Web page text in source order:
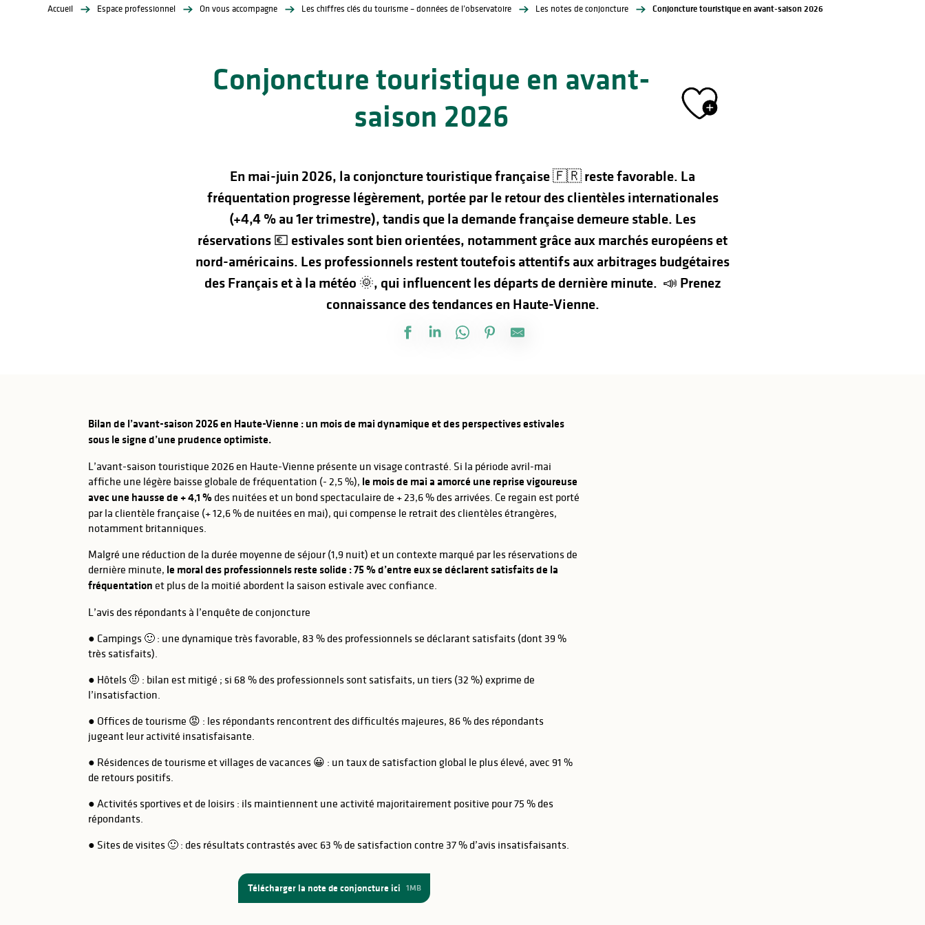
Accueil Espace professionnel On vous accompagne Les chiffres clés du tourisme – données de l’observatoire Les notes de conjoncture Conjoncture touristique en avant-saison 2026
Conjoncture touristique en avant-
saison 2026
Ajouter aux
En mai-juin 2026, la conjoncture touristique française 🇫🇷 reste favorable. La
fréquentation progresse légèrement, portée par le retour des clientèles internationales
(+4,4 % au 1er trimestre), tandis que la demande française demeure stable. Les
réservations 💶 estivales sont bien orientées, notamment grâce aux marchés européens et
nord-américains. Les professionnels restent toutefois attentifs aux arbitrages budgétaires
des Français et à la météo 🌞, qui influencent les départs de dernière minute. 📣 Prenez
connaissance des tendances en Haute-Vienne.
Bilan de l’avant-saison 2026 en Haute-Vienne : un mois de mai dynamique et des perspectives estivales
sous le signe d’une prudence optimiste.
L’avant-saison touristique 2026 en Haute-Vienne présente un visage contrasté. Si la période avril-mai
affiche une légère baisse globale de fréquentation (- 2,5 %), le mois de mai a amorcé une reprise vigoureuse
avec une hausse de + 4,1 %des nuitées et un bond spectaculaire de + 23,6 % des arrivées. Ce regain est porté
par la clientèle française (+ 12,6 % de nuitées en mai), qui compense le retrait des clientèles étrangères,
notamment britanniques.
Malgré une réduction de la durée moyenne de séjour (1,9 nuit) et un contexte marqué par les réservations de
dernière minute, le moral des professionnels reste solide : 75 % d’entre eux se déclarent satisfaits de la
fréquentation et plus de la moitié abordent la saison estivale avec confiance.
L’avis des répondants à l’enquête de conjoncture
● Campings 🙂 : une dynamique très favorable, 83 % des professionnels se déclarant satisfaits (dont 39 %
très satisfaits).
● Hôtels 🤨 : bilan est mitigé ; si 68 % des professionnels sont satisfaits, un tiers (32 %) exprime de
l’insatisfaction.
● Offices de tourisme 😡 : les répondants rencontrent des difficultés majeures, 86 % des répondants
jugeant leur activité insatisfaisante.
● Résidences de tourisme et villages de vacances 😀 : un taux de satisfaction global le plus élevé, avec 91 %
de retours positifs.
● Activités sportives et de loisirs : ils maintiennent une activité majoritairement positive pour 75 % des
répondants.
● Sites de visites 🙂 : des résultats contrastés avec 63 % de satisfaction contre 37 % d’avis insatisfaisants.
Télécharger la note de conjoncture ici 1MB